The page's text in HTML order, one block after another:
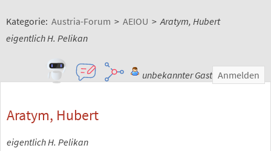
Kategorie: Austria-Forum > AEIOU > Aratym, Hubert
eigentlich H. Pelikan
unbekannter Gast Anmelden
Aratym, Hubert
eigentlich H. Pelikan